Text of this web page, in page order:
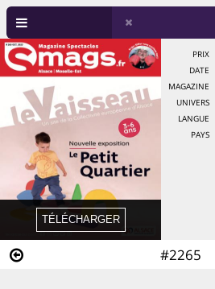
#2265
PRIX
DATE
MAGAZINE
UNIVERS
LANGUE
PAYS